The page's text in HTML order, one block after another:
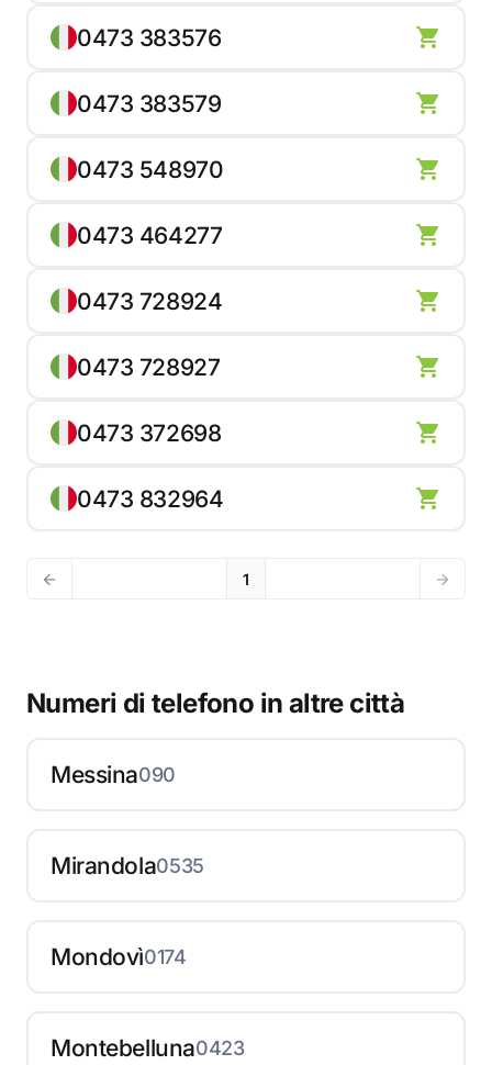
0473 383576
0473 383579
0473 548970
0473 464277
0473 728924
0473 728927
0473 372698
0473 832964
1
Numeri di telefono in altre città
Messina090
Mirandola0535
Mondovì0174
Montebelluna0423